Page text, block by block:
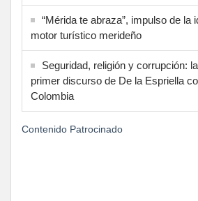
“Mérida te abraza”, impulso de la
motor turístico merideño
Seguridad, religión y corrupción:
primer discurso de De la Espriella
Colombia
Contenido Patrocinado